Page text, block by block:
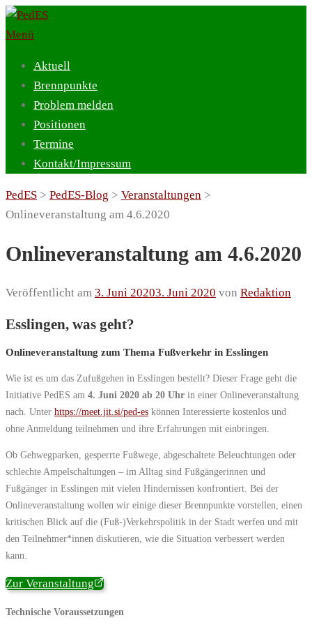
Zum
Inhalt
Menü
Aktuell
Brennpunkte
Problem melden
Positionen
Termine
Kontakt/Impressum
PedES > PedES-Blog > Veranstaltungen >
Onlineveranstaltung am 4.6.2020
Onlineveranstaltung am 4.6.2020
Veröffentlicht am 3. Juni 20203. Juni 2020 von Redaktion
Esslingen, was geht?
Onlineveranstaltung zum Thema Fußverkehr in Esslingen
Wie ist es um das Zufußgehen in Esslingen bestellt? Dieser Frage geht die
Initiative PedES am 4. Juni 2020 ab 20 Uhr in einer Onlineveranstaltung
nach. Unter https://meet.jit.si/ped-es können Interessierte kostenlos und
ohne Anmeldung teilnehmen und ihre Erfahrungen mit einbringen.
Ob Gehwegparken, gesperrte Fußwege, abgeschaltete Beleuchtungen oder
schlechte Ampelschaltungen – im Alltag sind Fußgängerinnen und
Fußgänger in Esslingen mit vielen Hindernissen konfrontiert. Bei der
Onlineveranstaltung wollen wir einige dieser Brennpunkte vorstellen, einen
kritischen Blick auf die (Fuß-)Verkehrspolitik in der Stadt werfen und mit
den Teilnehmer*innen diskutieren, wie die Situation verbessert werden
kann.
Zur Veranstaltung
Technische Voraussetzungen